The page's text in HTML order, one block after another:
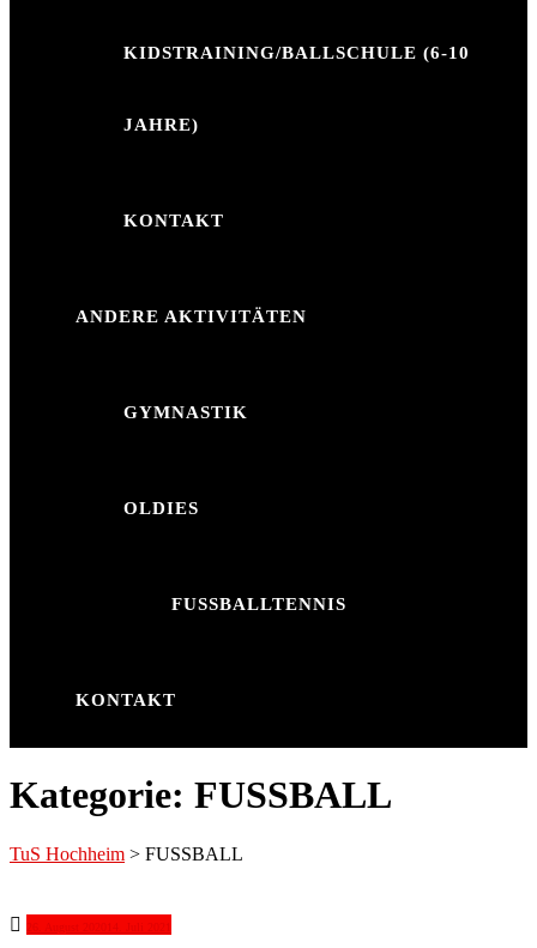
KIDSTRAINING/BALLSCHULE (6-10
JAHRE)
KONTAKT
ANDERE AKTIVITÄTEN
GYMNASTIK
OLDIES
FUSSBALLTENNIS
KONTAKT
Kategorie: FUSSBALL
TuS Hochheim > FUSSBALL
26. August 2020